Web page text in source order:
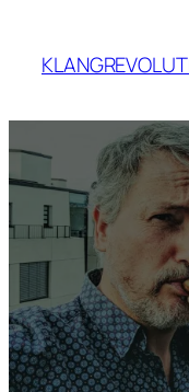
springen